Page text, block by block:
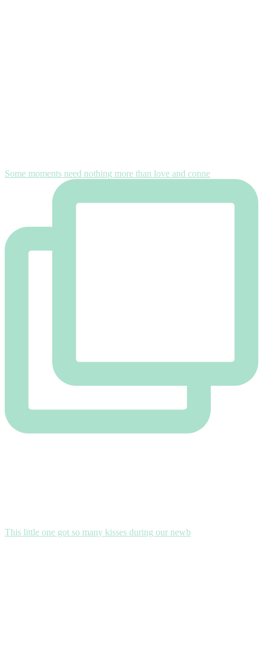
Some moments need nothing more than love and conne
This little one got so many kisses during our newb